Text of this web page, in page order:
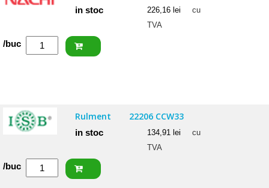
in stoc 226,16 lei
cu
TVA
Cantitate
NACHI
/buc
Rulment 22206 CCW33
in stoc 134,91 lei
cu
TVA
Cantitate
/buc